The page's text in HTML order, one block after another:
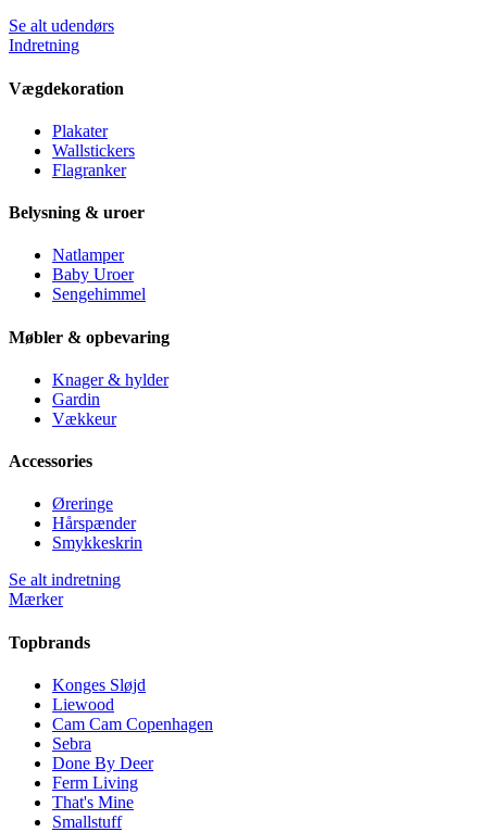
Se alt udendørs
Indretning
Vægdekoration
Plakater
Wallstickers
Flagranker
Belysning & uroer
Natlamper
Baby Uroer
Sengehimmel
Møbler & opbevaring
Knager & hylder
Gardin
Vækkeur
Accessories
Øreringe
Hårspænder
Smykkeskrin
Se alt indretning
Mærker
Topbrands
Konges Sløjd
Liewood
Cam Cam Copenhagen
Sebra
Done By Deer
Ferm Living
That's Mine
Smallstuff